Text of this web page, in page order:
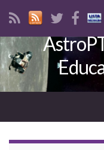
Search